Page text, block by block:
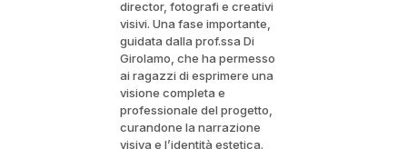
director, fotografi e creativi
visivi. Una fase importante,
guidata dalla prof.ssa Di
Girolamo, che ha permesso
ai ragazzi di esprimere una
visione completa e
professionale del progetto,
curandone la narrazione
visiva e l’identità estetica.